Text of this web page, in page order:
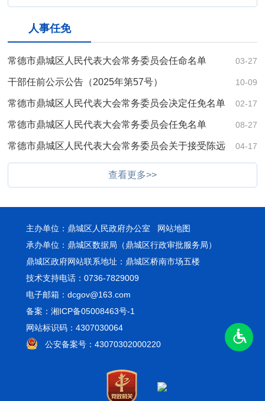
人事任免
03-27
常德市鼎城区人民代表大会常务委员会任命名单
10-09
干部任前公示公告（2025年第57号）
02-17
常德市鼎城区人民代表大会常务委员会决定任免名单
08-27
常德市鼎城区人民代表大会常务委员会任免名单
04-17
常德市鼎城区人民代表大会常务委员会关于接受陈远
等同志辞去职务的…
查看更多>>
主办单位：鼎城区人民政府办公室 网站地图
承办单位：鼎城区数据局（鼎城区行政审批服务局）
鼎城区政府网站联系地址：鼎城区桥南市场五楼
技术支持电话：0736-7829009
电子邮箱：dcgov@163.com
备案：湘ICP备05008463号-1
网站标识码：4307030064
公安备案号：43070302000220